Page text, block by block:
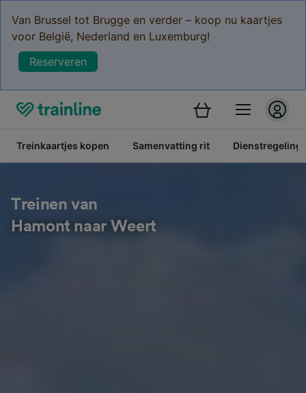
Van Brussel tot Brugge en verder – koop nu kaartjes
voor België, Nederland en Luxemburg!
Reserveren
Treinkaartjes kopen Samenvatting rit Dienstregeling
Treinen van
Hamont naar Weert